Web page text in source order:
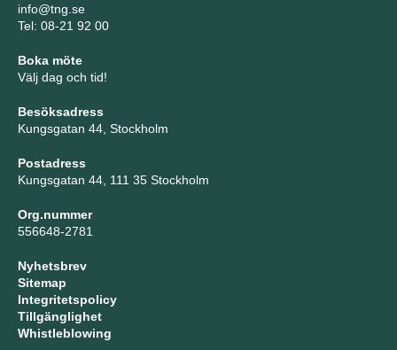
info@tng.se
Tel: 08-21 92 00
Boka möte
Välj dag och tid!
Besöksadress
Kungsgatan 44, Stockholm
Postadress
Kungsgatan 44, 111 35 Stockholm
Org.nummer
556648-2781
Nyhetsbrev
Sitemap
Integritetspolicy
Tillgänglighet
Whistleblowing